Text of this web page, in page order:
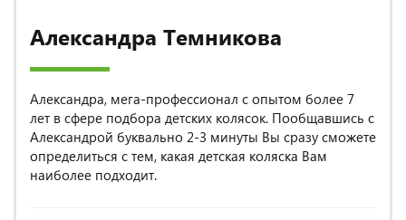
Александра Темникова
Александра, мега-профессионал с опытом более 7
лет в сфере подбора детских колясок. Пообщавшись с
Александрой буквально 2-3 минуты Вы сразу сможете
определиться с тем, какая детская коляска Вам
наиболее подходит.